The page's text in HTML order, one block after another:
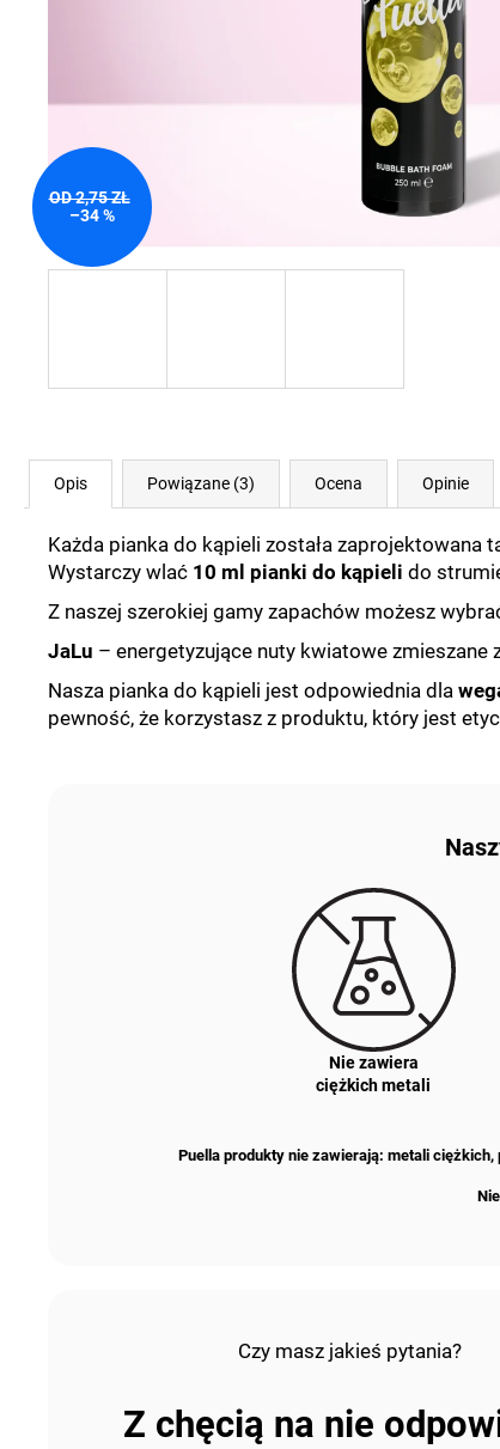
OD 2,75 ZŁ
–34 %
Opis Powiązane (3) Ocena Opinie
Każda pianka do kąpieli została zaprojektowana
Wystarczy wlać 10 ml pianki do kąpieli do
Z naszej szerokiej gamy zapachów możesz
JaLu – energetyzujące nuty kwiatowe
Nasza pianka do kąpieli jest odpowiednia dla
pewność, że korzystasz z produktu, który jest
Nie zawiera
ciężkich metali
Puella produkty nie zawierają: metali
Czy masz jakieś pytania?
Z chęcią na nie